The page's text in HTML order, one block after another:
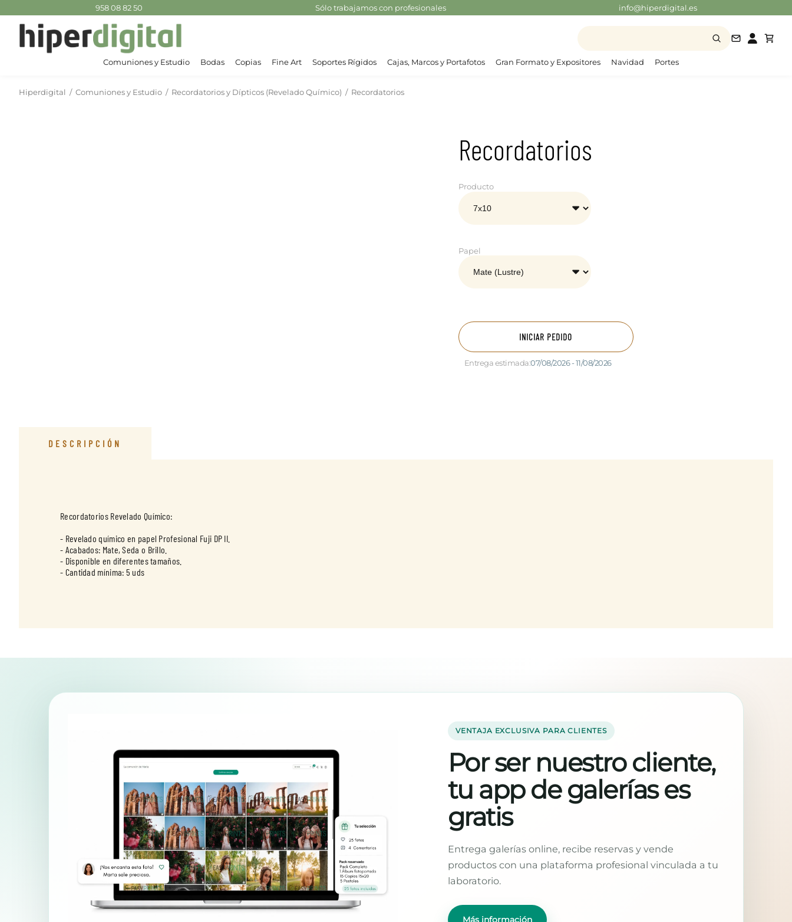
958 08 82 50 Sólo trabajamos con profesionales info@hiperdigital.es
Comuniones y Estudio Bodas Copias Fine Art Soportes Rígidos Cajas, Marcos y Portafotos Gran Formato y Expositores Navidad Portes
Hiperdigital / Comuniones y Estudio / Recordatorios y Dípticos (Revelado Químico) / Recordatorios
Recordatorios
Producto
Papel
INICIAR PEDIDO
Entrega estimada:07/08/2026 - 11/08/2026
DESCRIPCIÓN
Recordatorios Revelado Químico:
- Revelado químico en papel Profesional Fuji DP II.
- Acabados: Mate, Seda o Brillo.
- Disponible en diferentes tamaños.
VENTAJA EXCLUSIVA PARA CLIENTES
Por ser nuestro cliente,
tu app de galerías es
gratis
Entrega galerías online, recibe reservas y vende
productos con una plataforma profesional vinculada a tu
laboratorio.
Más información